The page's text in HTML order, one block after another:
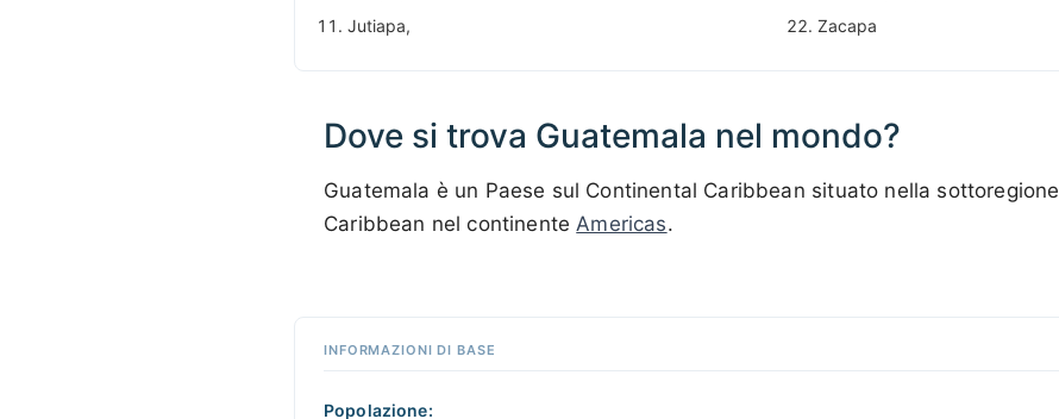
Jutiapa,
Zacapa
Dove si trova Guatemala nel mondo?
Guatemala è un Paese sul Continental Caribbean situato nella
Caribbean nel continenteAmericas.
INFORMAZIONI DI BASE
Popolazione: